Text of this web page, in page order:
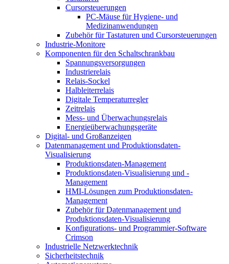
Cursorsteuerungen
PC-Mäuse für Hygiene- und
Medizinanwendungen
Zubehör für Tastaturen und Cursorsteuerungen
Industrie-Monitore
Komponenten für den Schaltschrankbau
Spannungsversorgungen
Industrierelais
Relais-Sockel
Halbleiterrelais
Digitale Temperaturregler
Zeitrelais
Mess- und Überwachungsrelais
Energieüberwachungsgeräte
Digital- und Großanzeigen
Datenmanagement und Produktionsdaten-
Visualisierung
Produktionsdaten-Management
Produktionsdaten-Visualisierung und -
Management
HMI-Lösungen zum Produktionsdaten-
Management
Zubehör für Datenmanagement und
Produktionsdaten-Visualisierung
Konfigurations- und Programmier-Software
Crimson
Industrielle Netzwerktechnik
Sicherheitstechnik